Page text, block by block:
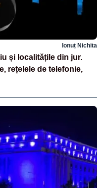
Ionuț Nichita
și localitățile din jur.
rețelele de telefonie,